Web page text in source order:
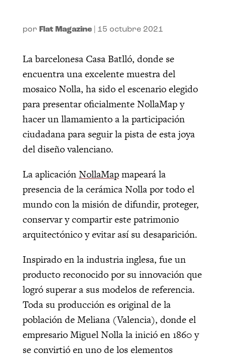
por Flat Magazine| 15 octubre 2021
La barcelonesa Casa Batlló, donde se
encuentra una excelente muestra del
mosaico Nolla, ha sido el escenario elegido
para presentar oficialmente NollaMap y
hacer un llamamiento a la participación
ciudadana para seguir la pista de esta joya
del diseño valenciano.
La aplicaciónNollaMapmapeará la
presencia de la cerámica Nolla por todo el
mundo con la misión de difundir, proteger,
conservar y compartir este patrimonio
arquitectónico y evitar así su desaparición.
Inspirado en la industria inglesa, fue un
producto reconocido por su innovación que
logró superar a sus modelos de referencia.
Toda su producción es original de la
población de Meliana (Valencia), donde el
empresario Miguel Nolla la inició en 1860 y
se convirtió en uno de los elementos